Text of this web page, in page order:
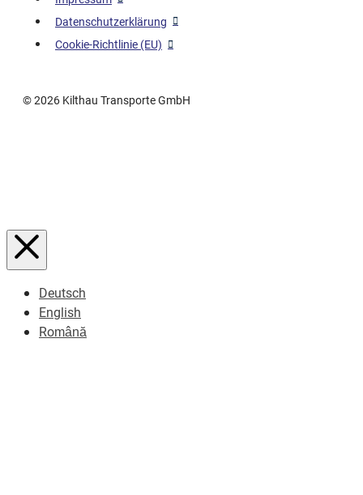
Datenschutzerklärung
Cookie-Richtlinie (EU)
© 2026 Kilthau Transporte GmbH
Deutsch
English
Română